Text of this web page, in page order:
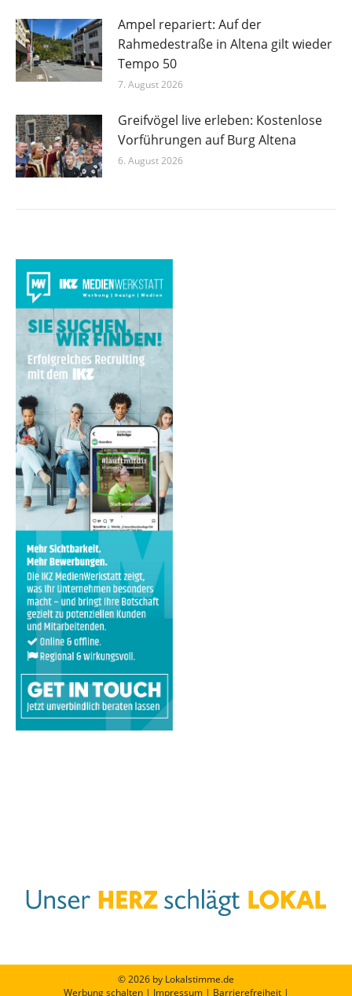
Ampel repariert: Auf der
Rahmedestraße in Altena gilt wieder
Tempo 50
7. August 2026
Greifvögel live erleben: Kostenlose
Vorführungen auf Burg Altena
6. August 2026
© 2026 by Lokalstimme.de
Werbung schalten| Impressum| Barrierefreiheit|